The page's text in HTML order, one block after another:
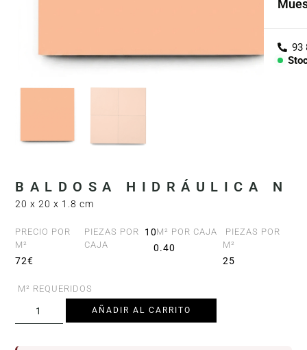
BALDOSA HIDRÁULICA N
20 x 20 x 1.8 cm
PRECIO POR
M²
72€
PIEZAS POR
CAJA
10M² POR CAJA
0.40
PIEZAS POR
M²
25
M² REQUERIDOS
AÑADIR AL CARRITO